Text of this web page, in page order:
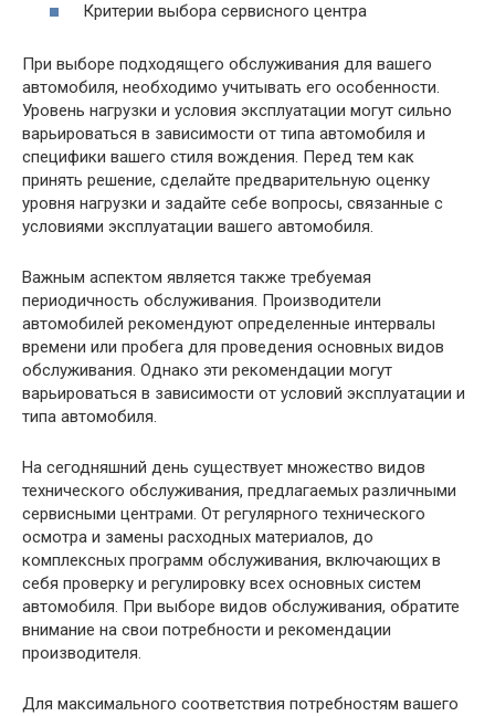
Критерии выбора сервисного центра
При выборе подходящего обслуживания для вашего
автомобиля, необходимо учитывать его особенности.
Уровень нагрузки и условия эксплуатации могут сильно
варьироваться в зависимости от типа автомобиля и
специфики вашего стиля вождения. Перед тем как
принять решение, сделайте предварительную оценку
уровня нагрузки и задайте себе вопросы, связанные с
условиями эксплуатации вашего автомобиля.
Важным аспектом является также требуемая
периодичность обслуживания. Производители
автомобилей рекомендуют определенные интервалы
времени или пробега для проведения основных видов
обслуживания. Однако эти рекомендации могут
варьироваться в зависимости от условий эксплуатации и
типа автомобиля.
На сегодняшний день существует множество видов
технического обслуживания, предлагаемых различными
сервисными центрами. От регулярного технического
осмотра и замены расходных материалов, до
комплексных программ обслуживания, включающих в
себя проверку и регулировку всех основных систем
автомобиля. При выборе видов обслуживания, обратите
внимание на свои потребности и рекомендации
производителя.
Для максимального соответствия потребностям вашего